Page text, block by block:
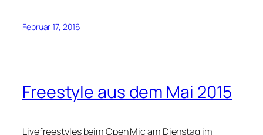
Februar 17, 2016
Freestyle aus dem Mai 2015
Livefreestyles beim Open Mic am Dienstag im